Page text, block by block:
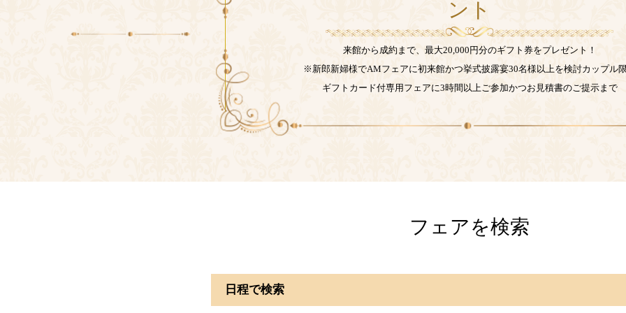
ント
来館から成約まで、最大20,000円分のギフト券をプレゼント！
※新郎新婦様でAMフェアに初来館かつ挙式披露宴30名様以上を検討カップル
ギフトカード付専用フェアに3時間以上ご参加かつお見積書のご提示まで
フェアを検索
日程で検索